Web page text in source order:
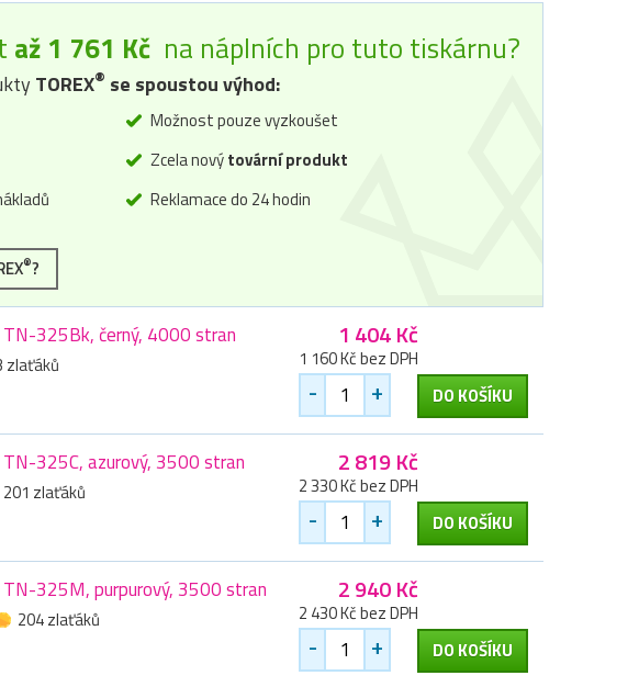
až 1 761 Kč na náplních pro tuto tiskárnu?
TOREX® se spoustou výhod:
Možnost pouze vyzkoušet
Zcela novýtovární produkt
Reklamace do 24 hodin
®?
325Bk, černý, 4000 stran
zlaťáků
1 404 Kč
1 160 Kč bez DPH
- + DO KOŠÍKU
325C, azurový, 3500 stran
201 zlaťáků
2 819 Kč
2 330 Kč bez DPH
- + DO KOŠÍKU
325M, purpurový, 3500 stran
204 zlaťáků
2 940 Kč
2 430 Kč bez DPH
- + DO KOŠÍKU